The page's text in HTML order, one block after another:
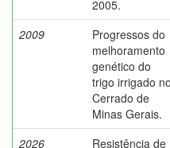
2005.
2009
Progressos do
melhoramento
genético do
trigo irrigado no
Cerrado de
Minas Gerais.
2026
Resistência de